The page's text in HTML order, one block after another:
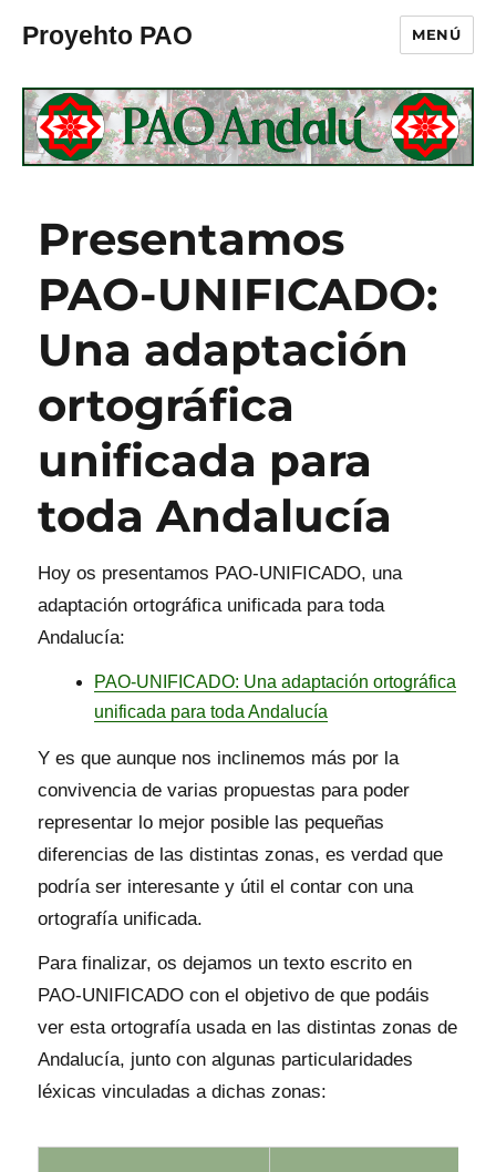
Proyehto PAO MENÚ
Presentamos
PAO-UNIFICADO:
Una adaptación
ortográfica
unificada para
toda Andalucía
Hoy os presentamos PAO-UNIFICADO, una
adaptación ortográfica unificada para toda
Andalucía:
PAO-UNIFICADO: Una adaptación ortográfica
unificada para toda Andalucía
Y es que aunque nos inclinemos más por la
convivencia de varias propuestas para poder
representar lo mejor posible las pequeñas
diferencias de las distintas zonas, es verdad que
podría ser interesante y útil el contar con una
ortografía unificada.
Para finalizar, os dejamos un texto escrito en
PAO-UNIFICADO con el objetivo de que podáis
ver esta ortografía usada en las distintas zonas de
Andalucía, junto con algunas particularidades
léxicas vinculadas a dichas zonas: